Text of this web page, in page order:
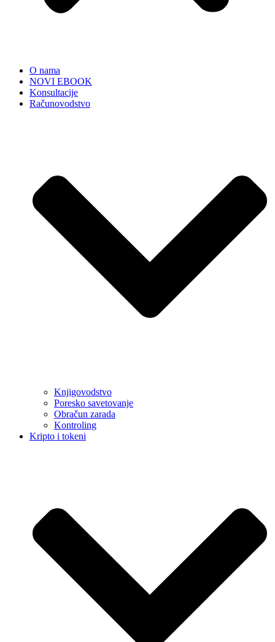
O nama
NOVI EBOOK
Konsultacije
Računovodstvo
Knjigovodstvo
Poresko savetovanje
Obračun zarada
Kontroling
Kripto i tokeni